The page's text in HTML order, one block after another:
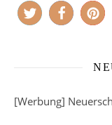
[Werbung]